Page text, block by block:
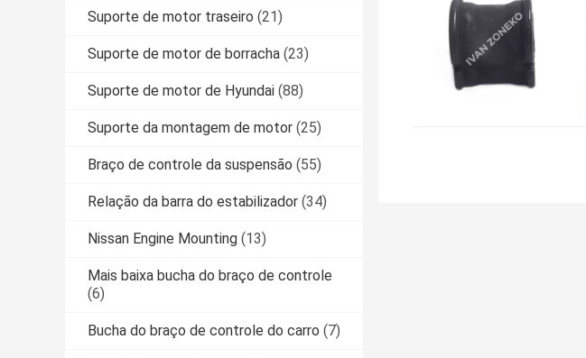
Suporte de motor traseiro (21)
Suporte de motor de borracha (23)
Suporte de motor de Hyundai (88)
Suporte da montagem de motor (25)
Braço de controle da suspensão (55)
Relação da barra do estabilizador (34)
Nissan Engine Mounting (13)
Mais baixa bucha do braço de controle
(6)
Bucha do braço de controle do carro (7)